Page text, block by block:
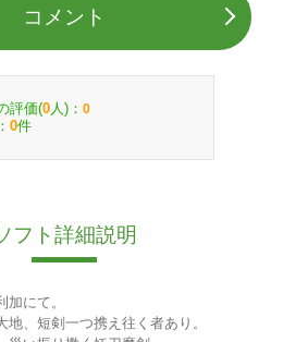
コメント
評価(0 人)： 0
0件
フト詳細説明
にて。
、短剣一つ携え往く者あり。